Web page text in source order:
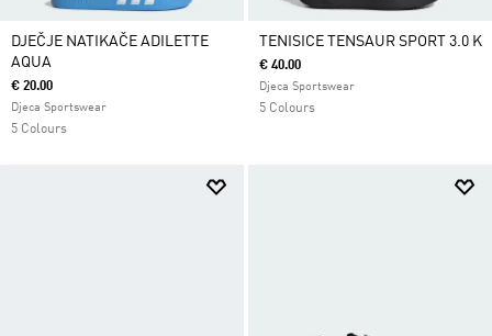
DJEČJE NATIKAČE ADILETTE
AQUA
€ 20.00
Djeca Sportswear
5 Colours
TENISICE TENSAUR SPORT 3.0 K
€ 40.00
Djeca Sportswear
5 Colours